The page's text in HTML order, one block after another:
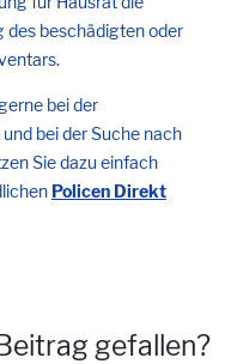
des beschädigten oder
bei der
bei der Suche nach
Sie dazu einfach
Policen Direkt
gefallen?